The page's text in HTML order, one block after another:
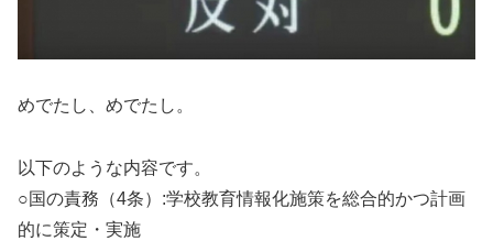
めでたし、めでたし。
以下のような内容です。
○国の責務（4条）:学校教育情報化施策を総合的かつ計画
的に策定・実施